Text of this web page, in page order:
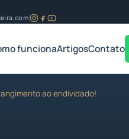
funcionaArtigosContato
ao endividado!